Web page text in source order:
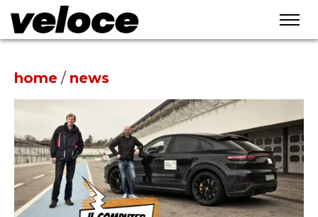
home / news